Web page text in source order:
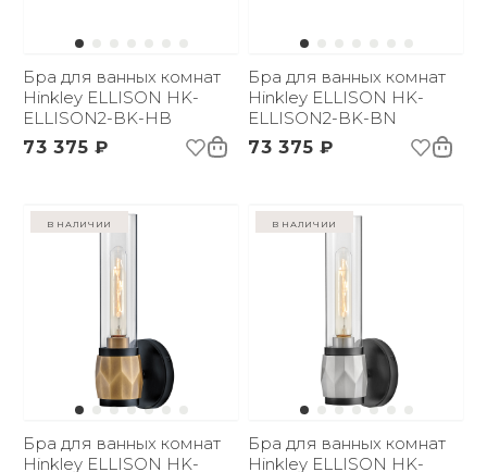
Бра для ванных комнат
Hinkley ELLISON HK-
ELLISON2-BK-HB
73 375 ₽
Бра для ванных комнат
Hinkley ELLISON HK-
ELLISON2-BK-BN
73 375 ₽
в наличии
Бра для ванных комнат
Hinkley ELLISON HK-
в наличии
Бра для ванных комнат
Hinkley ELLISON HK-